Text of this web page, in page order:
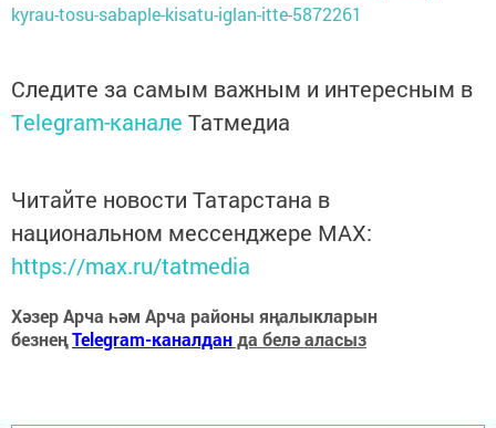
kyrau-tosu-sabaple-kisatu-iglan-itte-5872261
Следите за самым важным и интересным в
Telegram-канале Татмедиа
Читайте новости Татарстана в
национальном мессенджере MАХ:
https://max.ru/tatmedia
Хәзер Арча һәм Арча районы яңалыкларын
безнеңTelegram-каналданда белә аласыз